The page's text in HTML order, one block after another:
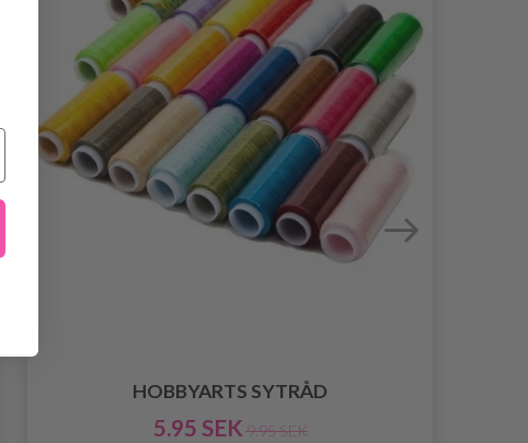
HOBBYARTS SYTRÅD
5.95 SEK 9.95 SEK